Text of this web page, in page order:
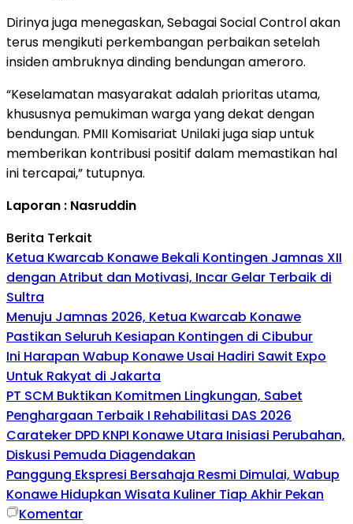
Dirinya juga menegaskan, Sebagai Social Control akan
terus mengikuti perkembangan perbaikan setelah
insiden ambruknya dinding bendungan ameroro.
“Keselamatan masyarakat adalah prioritas utama,
khususnya pemukiman warga yang dekat dengan
bendungan. PMII Komisariat Unilaki juga siap untuk
memberikan kontribusi positif dalam memastikan hal
ini tercapai,” tutupnya.
Laporan : Nasruddin
Berita Terkait
Ketua Kwarcab Konawe Bekali Kontingen Jamnas XII
dengan Atribut dan Motivasi, Incar Gelar Terbaik di
Sultra
Menuju Jamnas 2026, Ketua Kwarcab Konawe
Pastikan Seluruh Kesiapan Kontingen di Cibubur
Ini Harapan Wabup Konawe Usai Hadiri Sawit Expo
Untuk Rakyat di Jakarta
PT SCM Buktikan Komitmen Lingkungan, Sabet
Penghargaan Terbaik I Rehabilitasi DAS 2026
Carateker DPD KNPI Konawe Utara Inisiasi Perubahan,
Diskusi Pemuda Diagendakan
Panggung Ekspresi Bersahaja Resmi Dimulai, Wabup
Konawe Hidupkan Wisata Kuliner Tiap Akhir Pekan
Komentar